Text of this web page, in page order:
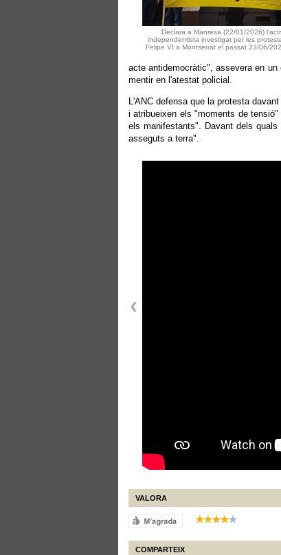
Declara a Manresa (22/01/2026)
independentista investigat per les
Felipe VI a Montserrat el passat 23/06/
acte antidemocràtic", assevera en
mentir en l'atestat policial.
L'ANC defensa que la protesta
i atribueixen els "moments de
els manifestants". Davant dels
asseguts a terra".
VALORA
COMPARTEIX